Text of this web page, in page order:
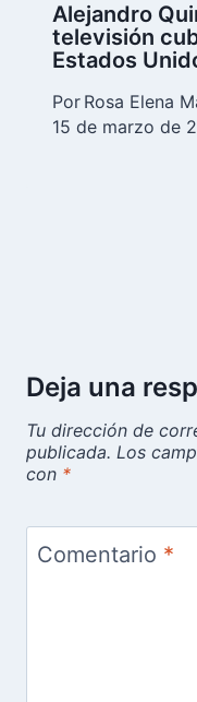
Alejandro
televisión
Estados
Por Rosa Elena
15 de marzo de
Deja una
Tu dirección de
publicada. Los
con *
Comentario *